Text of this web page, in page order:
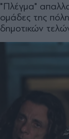
"Πλέγμα"
ομάδες της
δημοτικών